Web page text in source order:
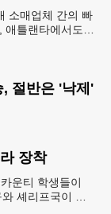
소매업체 간의 빠
애틀랜타에서도
, 절반은 '낙제'
장착
운티 학생들이
셰리프국이 학